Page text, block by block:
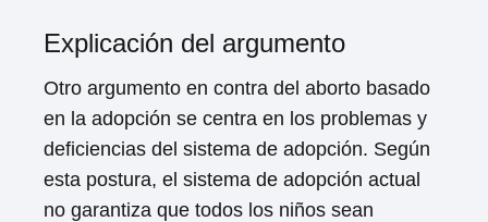
Explicación del argumento
Otro argumento en contra del aborto basado
en la adopción se centra en los problemas y
deficiencias del sistema de adopción. Según
esta postura, el sistema de adopción actual
no garantiza que todos los niños sean